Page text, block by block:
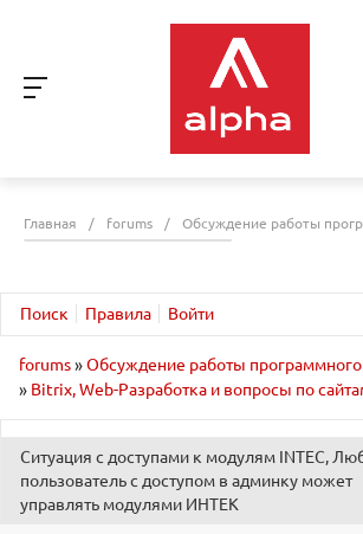
Главная / forums / Обсуждение работы
Поиск Правила Войти
forums »Обсуждение работы
» Bitrix, Web-Разработка и вопросы по
Ситуация с доступами к модулям INTEC,
пользователь с доступом в админку может
управлять модулями ИНТЕК